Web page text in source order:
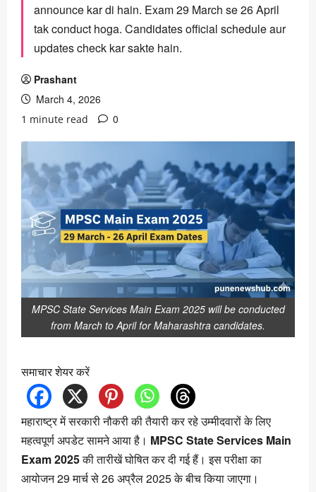
announce kar di hain. Exam 29 March se 26 April
tak conduct hoga. Candidates official schedule aur
updates check kar sakte hain.
Prashant
March 4, 2026
1 minute read 0
MPSC State Services Main Exam 2025 will be conducted
from March to April for Maharashtra candidates.
समाचार शेयर करें
महाराष्ट्र में सरकारी नौकरी की तैयारी कर रहे उम्मीदवारों के लिए
महत्वपूर्ण अपडेट सामने आया है। MPSC State Services Main
Exam 2025की तारीखें घोषित कर दी गई हैं। इस परीक्षा का
आयोजन 29 मार्च से 26 अप्रैल 2025 के बीच किया जाएगा।